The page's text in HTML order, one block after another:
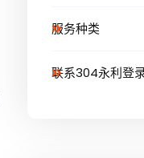
服务种类
联系304永利登